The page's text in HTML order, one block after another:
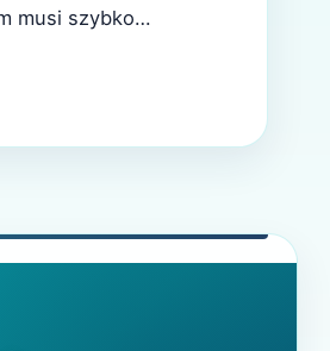
musi szybko
Choć
skutecznie